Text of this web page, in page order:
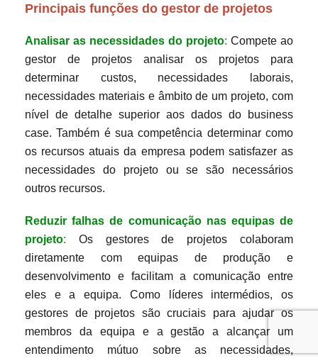
Principais funções do gestor de projetos
Analisar as necessidades do projeto: Compete ao
gestor de projetos analisar os projetos para
determinar custos, necessidades laborais,
necessidades materiais e âmbito de um projeto, com
nível de detalhe superior aos dados do business
case. Também é sua competência determinar como
os recursos atuais da empresa podem satisfazer as
necessidades do projeto ou se são necessários
outros recursos.
Reduzir falhas de comunicação nas equipas de
projeto: Os gestores de projetos colaboram
diretamente com equipas de produção e
desenvolvimento e facilitam a comunicação entre
eles e a equipa. Como líderes intermédios, os
gestores de projetos são cruciais para ajudar os
membros da equipa e a gestão a alcançar um
entendimento mútuo sobre as necessidades,